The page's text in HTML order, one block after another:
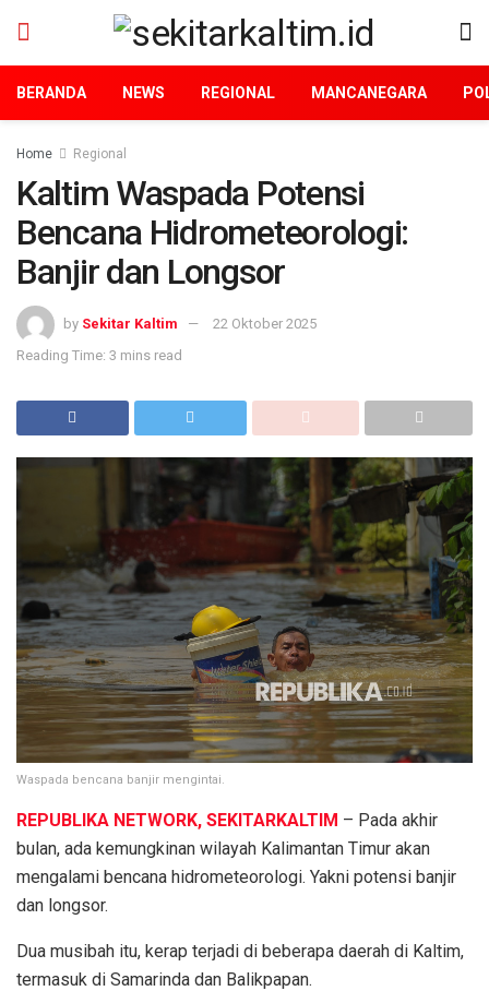
BERANDA NEWS REGIONAL MANCANEGARA
Home Regional
Kaltim Waspada Potensi
Bencana Hidrometeorologi:
Banjir dan Longsor
by Sekitar Kaltim
22 Oktober 2025
Reading Time: 3 mins read
Waspada bencana banjir mengintai.
REPUBLIKA NETWORK, SEKITARKALTIM – Pada akhir
bulan, ada kemungkinan wilayah Kalimantan Timur akan
mengalami bencana hidrometeorologi. Yakni potensi banjir
dan longsor.
Dua musibah itu, kerap terjadi di beberapa daerah di Kaltim,
termasuk di Samarinda dan Balikpapan.